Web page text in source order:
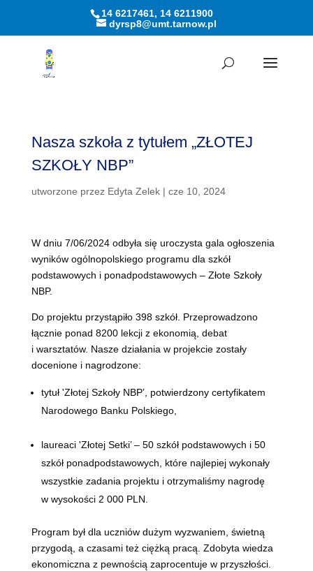
Otwórz pasek narzędzi
14 6217461, 14 6211900
dyrsp8@umt.tarnow.pl
Nasza szkoła z tytułem „ZŁOTEJ
SZKOŁY NBP”
utworzone przez Edyta Zelek| cze 10, 2024
W dniu 7/06/2024 odbyła się uroczysta gala ogłoszenia
wyników ogólnopolskiego programu dla szkół
podstawowych i ponadpodstawowych – Złote Szkoły
NBP.
Do projektu przystąpiło 398 szkół. Przeprowadzono
łącznie ponad 8200 lekcji z ekonomią, debat
i warsztatów. Nasze działania w projekcie zostały
docenione i nagrodzone:
tytuł 'Złotej Szkoły NBP’, potwierdzony certyfikatem
Narodowego Banku Polskiego,
laureaci 'Złotej Setki’ – 50 szkół podstawowych i 50
szkół ponadpodstawowych, które najlepiej wykonały
wszystkie zadania projektu i otrzymaliśmy nagrodę
w wysokości 2 000 PLN.
Program był dla uczniów dużym wyzwaniem, świetną
przygodą, a czasami też ciężką pracą. Zdobyta wiedza
ekonomiczna z pewnością zaprocentuje w przyszłości.